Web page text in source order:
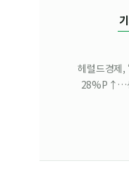
헤럴드경제,
28%P↑…